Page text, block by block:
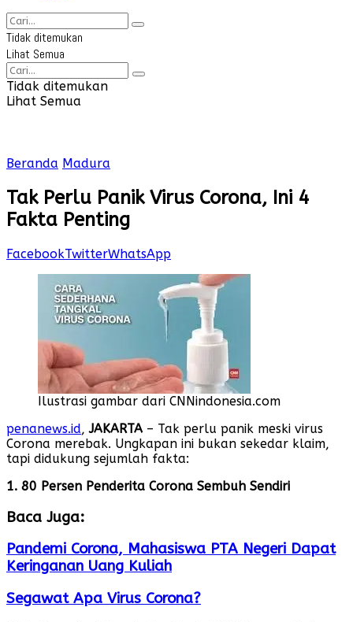
Tidak ditemukan
Lihat Semua
Tidak ditemukan
Lihat Semua
Beranda Madura
Tak Perlu Panik Virus Corona, Ini 4
Fakta Penting
FacebookTwitterWhatsApp
Ilustrasi gambar dari CNNindonesia.com
penanews.id,JAKARTA– Tak perlu panik meski virus
Corona merebak. Ungkapan ini bukan sekedar klaim,
tapi didukung sejumlah fakta:
1. 80 Persen Penderita Corona Sembuh Sendiri
Baca Juga:
Pandemi Corona, Mahasiswa PTA Negeri Dapat
Keringanan Uang Kuliah
Segawat Apa Virus Corona?